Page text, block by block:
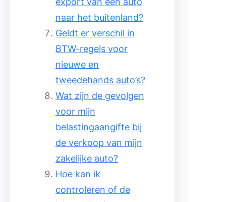
naar het buitenland?
Geldt er verschil in
BTW-regels voor
nieuwe en
tweedehands auto’s?
Wat zijn de gevolgen
voor mijn
belastingaangifte bij
de verkoop van mijn
zakelijke auto?
Hoe kan ik
controleren of de